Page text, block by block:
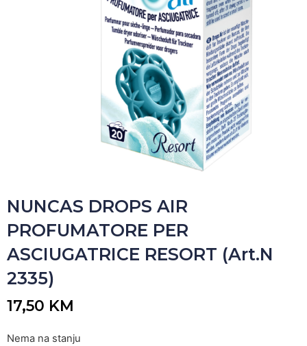
NUNCAS DROPS AIR
PROFUMATORE PER
ASCIUGATRICE RESORT (Art.N
2335)
17,50 KM
Nema na stanju